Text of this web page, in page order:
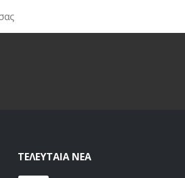
ΤΕΛΕΥΤΑΊΑ ΝΈΑ